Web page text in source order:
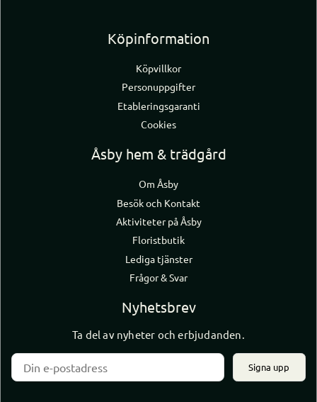
Köpinformation
Köpvillkor
Personuppgifter
Etableringsgaranti
Cookies
Åsby hem & trädgård
Om Åsby
Besök och Kontakt
Aktiviteter på Åsby
Floristbutik
Lediga tjänster
Frågor & Svar
Nyhetsbrev
Ta del av nyheter och erbjudanden.
Signa upp